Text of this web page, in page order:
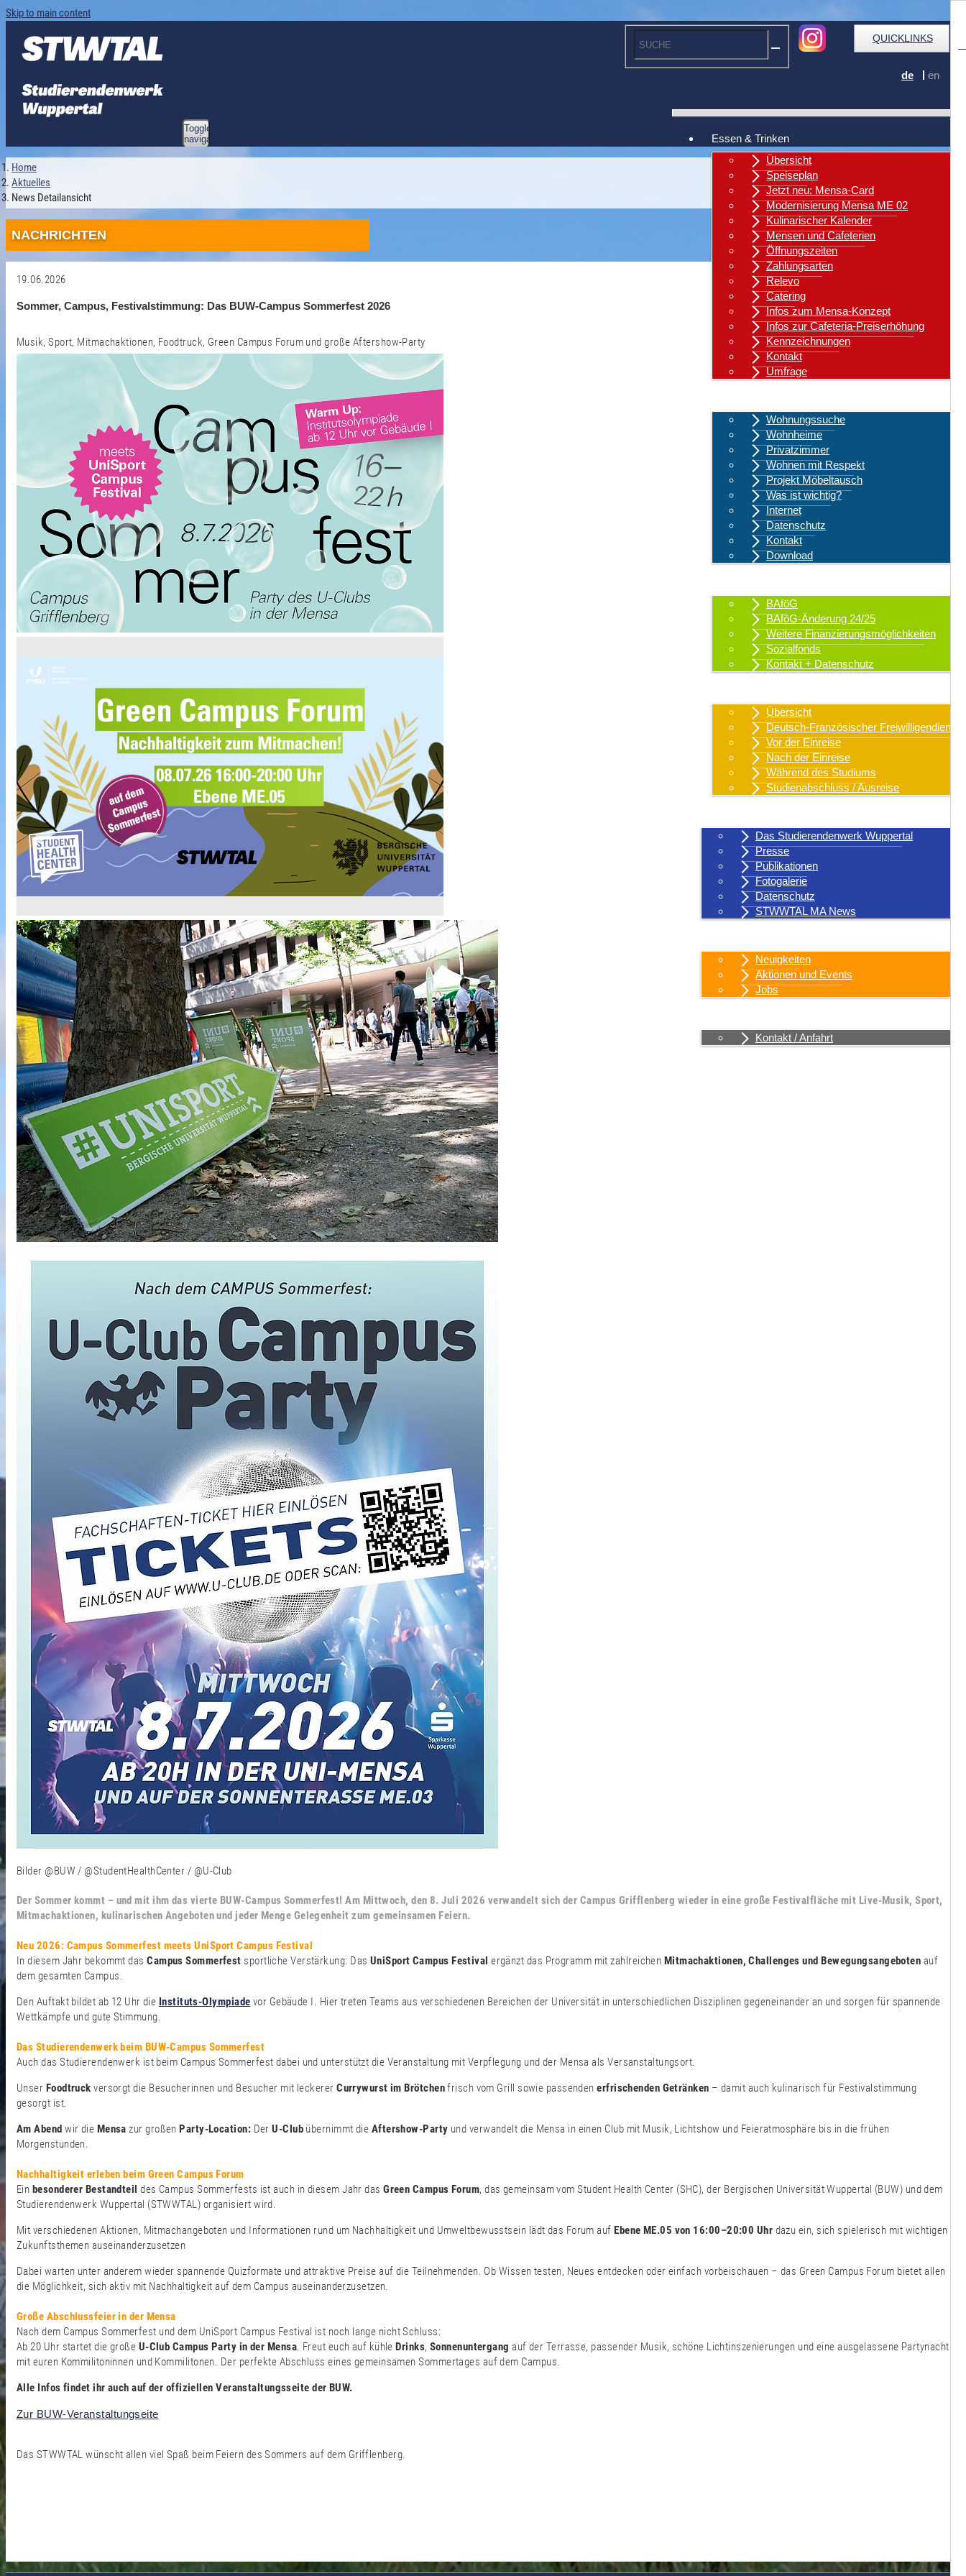
Skip to main content
Toggle
navigation
Essen & Trinken
Übersicht
Speiseplan
Jetzt neu: Mensa-Card
Modernisierung Mensa ME 02
Kulinarischer Kalender
Mensen und Cafeterien
Öffnungszeiten
Zahlungsarten
Relevo
Catering
Infos zum Mensa-Konzept
Infos zur Cafeteria-Preiserhöhung
Kennzeichnungen
Kontakt
Umfrage
Wohnungssuche
Wohnheime
Privatzimmer
Wohnen mit Respekt
Projekt Möbeltausch
Was ist wichtig?
Internet
Datenschutz
Kontakt
Download
BAföG
BAföG-Änderung 24/25
Weitere Finanzierungsmöglichkeiten
Sozialfonds
Kontakt + Datenschutz
Übersicht
Deutsch-Französischer Freiwilligendienst
Vor der Einreise
Nach der Einreise
Während des Studiums
Studienabschluss / Ausreise
Das Studierendenwerk Wuppertal
Presse
Publikationen
Fotogalerie
Datenschutz
STWWTAL MA News
Neuigkeiten
Aktionen und Events
Jobs
Kontakt / Anfahrt
QUICKLINKS
de en
Home
Aktuelles
News Detailansicht
NACHRICHTEN
19.06.2026
Sommer, Campus, Festivalstimmung: Das BUW-Campus Sommerfest 2026
Musik, Sport, Mitmachaktionen, Foodtruck, Green Campus Forum und große Aftershow-Party
Bilder @BUW / @StudentHealthCenter / @U-Club
Der Sommer kommt – und mit ihm das vierte BUW-Campus Sommerfest! Am Mittwoch, den 8. Juli 2026 verwandelt sich der Campus Grifflenberg wieder in eine große Festivalfläche mit Live-Musik, Sport,
Mitmachaktionen, kulinarischen Angeboten und jeder Menge Gelegenheit zum gemeinsamen Feiern.
Neu 2026: Campus Sommerfest meets UniSport Campus Festival
In diesem Jahr bekommt dasCampus Sommerfest sportliche Verstärkung: Das UniSport Campus Festival ergänzt das Programm mit zahlreichen Mitmachaktionen, Challenges und Bewegungsangeboten auf
dem gesamten Campus.
Den Auftakt bildet ab 12 Uhr die Instituts-Olympiade vor Gebäude I. Hier treten Teams aus verschiedenen Bereichen der Universität in unterschiedlichen Disziplinen gegeneinander an und sorgen für spannende
Wettkämpfe und gute Stimmung.
Das Studierendenwerk beim BUW-Campus Sommerfest
Auch das Studierendenwerk ist beim Campus Sommerfest dabei und unterstützt die Veranstaltung mit Verpflegung und der Mensa als Versanstaltungsort.
Unser Foodtruckversorgt die Besucherinnen und Besucher mit leckererCurrywurst im Brötchenfrisch vom Grill sowie passendenerfrischenden Getränken – damit auch kulinarisch für Festivalstimmung
gesorgt ist.
Am Abend wir die Mensazur großenParty-Location: DerU-Club übernimmt die Aftershow-Party und verwandelt die Mensa in einen Club mit Musik, Lichtshow und Feieratmosphäre bis in die frühen
Morgenstunden.
Nachhaltigkeit erleben beim Green Campus Forum
Ein besonderer Bestandteil des Campus Sommerfests ist auch in diesem Jahr dasGreen Campus Forum, das gemeinsam vom Student Health Center (SHC), der Bergischen Universität Wuppertal (BUW) und dem
Studierendenwerk Wuppertal (STWWTAL) organisiert wird.
Mit verschiedenen Aktionen, Mitmachangeboten und Informationen rund um Nachhaltigkeit und Umweltbewusstsein lädt das Forum aufEbene ME.05 von 16:00–20:00 Uhr dazu ein, sich spielerisch mit wichtigen
Zukunftsthemen auseinanderzusetzen
Dabei warten unter anderem wieder spannende Quizformate und attraktive Preise auf die Teilnehmenden. Ob Wissen testen, Neues entdecken oder einfach vorbeischauen – das Green Campus Forum bietet allen
die Möglichkeit, sich aktiv mit Nachhaltigkeit auf dem Campus auseinanderzusetzen.
Große Abschlussfeier in der Mensa
Nach dem Campus Sommerfest und dem UniSport Campus Festival ist noch lange nicht Schluss:
Ab 20 Uhr startet die große U-Club Campus Party in der Mensa. Freut euch auf kühleDrinks, Sonnenuntergangauf der Terrasse, passender Musik, schöne Lichtinszenierungen und eine ausgelassene Partynacht
mit euren Kommilitoninnen und Kommilitonen. Der perfekte Abschluss eines gemeinsamen Sommertages auf dem Campus.
Alle Infos findet ihr auch auf der offiziellen Veranstaltungsseite der BUW.
Zur BUW-Veranstaltungseite
Das STWWTAL wünscht allen viel Spaß beim Feiern des Sommers auf dem Grifflenberg.